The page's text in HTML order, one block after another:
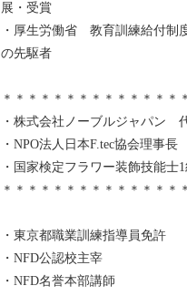
展・受賞
・厚生労働省 教育訓練給付
の先駆者
＊＊＊＊＊＊＊＊＊＊＊＊＊＊
・株式会社ノーブルジャパン
・NPO法人日本F.tec協会理事長
・国家検定フラワー装飾技能士1
＊＊＊＊＊＊＊＊＊＊＊＊＊＊
・東京都職業訓練指導員免許
・NFD公認校主宰
・NFD名誉本部講師